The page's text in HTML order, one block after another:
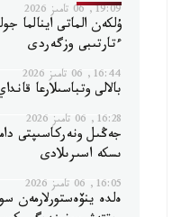
19:09, 06 تامىز 2026
ۇلكەن الماتى اينالما
ءتارتىبى وزگەردى
16:44, 06 تامىز 2026
بالالى وتباسىلارعا
16:28, 06 تامىز 2026
ىسكە اسىرىلادى
16:05, 06 تامىز 2026
ەلدە ينۆەستورلارمەن